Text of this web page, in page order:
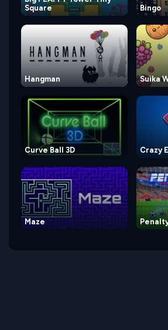
Square
Bingo
Hangman Suika
Curve Ball 3D Crazy
Maze